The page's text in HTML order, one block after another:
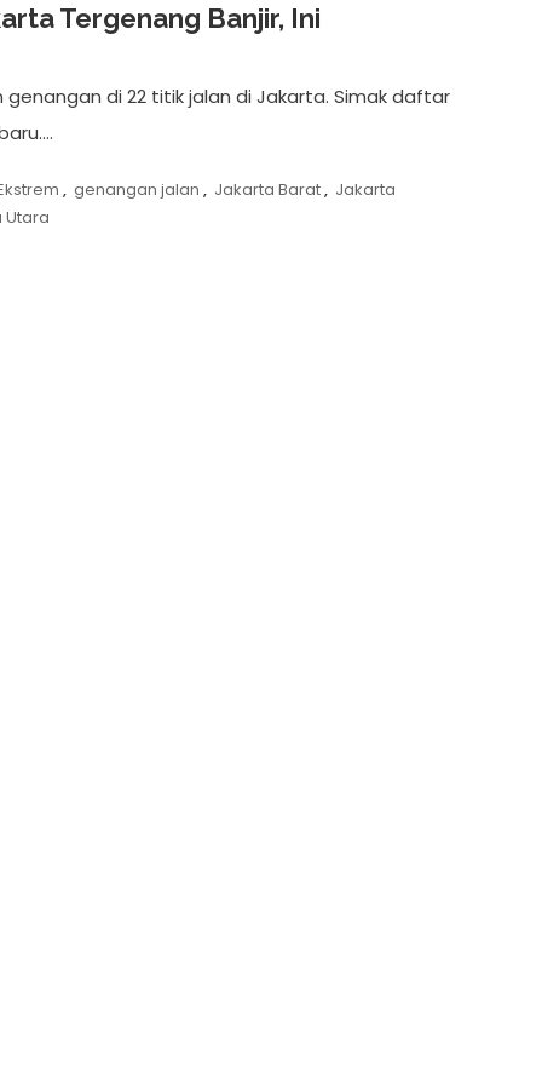
Tergenang Banjir, Ini
di 22 titik jalan di Jakarta. Simak daftar
, genangan jalan , Jakarta Barat, Jakarta
Utara